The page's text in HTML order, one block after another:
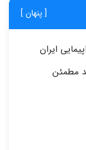
[ پنهان ]
ایران
مطمئن